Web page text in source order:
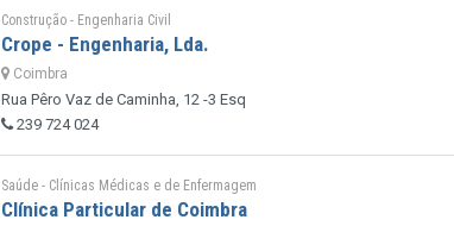
Construção - Engenharia Civil
Crope - Engenharia, Lda.
Coimbra
Rua Pêro Vaz de Caminha, 12 -3 Esq
239 724 024
Saúde - Clínicas Médicas e de Enfermagem
Clínica Particular de Coimbra